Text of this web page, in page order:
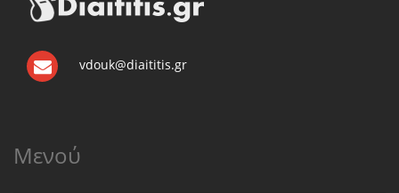
vdouk@diaititis.gr
Μενού